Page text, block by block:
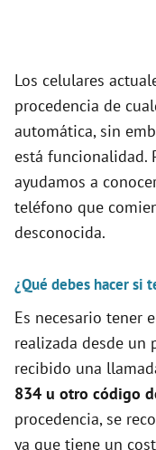
Los celulares
procedencia de
automática, sin
está funcionalidad.
ayudamos a
teléfono que
desconocida.
¿Qué debes hacer si
Es necesario tener
realizada desde un
recibido una
834 u otro código
procedencia, se
ya que tiene un